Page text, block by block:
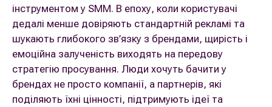
інструментом у SMM. В епоху, коли користувачі
дедалі менше довіряють стандартній рекламі та
шукають глибокого зв’язку з брендами, щирість і
емоційна залученість виходять на передову
стратегію просування. Люди хочуть бачити у
брендах не просто компанії, а партнерів, які
поділяють їхні цінності, підтримують ідеї та